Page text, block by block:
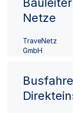
Netze
TraveNetz
GmbH